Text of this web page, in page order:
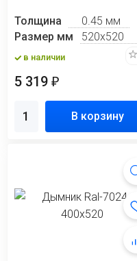
Толщина
0.45 мм
Размер мм
520х520
в наличии
5 319 ₽
В корзину